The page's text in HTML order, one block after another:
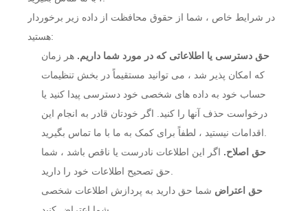
در شرایط خاص ، شما از حقوق محافظت از داده زیر برخوردار
هستید:
حق دسترسی یا اطلاعاتی که در مورد شما داریم. هر زمان
که امکان پذیر شد ، می توانید مستقیماً در بخش تنظیمات
حساب خود به داده های شخصی خود دسترسی پیدا کنید یا
درخواست حذف آنها را کنید. اگر خودتان قادر به انجام این
حق اصلاح. اگر این اطلاعات نادرست یا ناقص باشد ، شما
حق اعتراض شما حق دارید به پردازش اطلاعات شخصی